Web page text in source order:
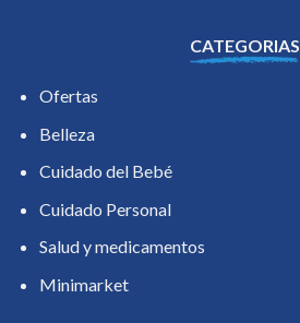
CATEGORIAS
Ofertas
Belleza
Cuidado del Bebé
Cuidado Personal
Salud y medicamentos
Minimarket